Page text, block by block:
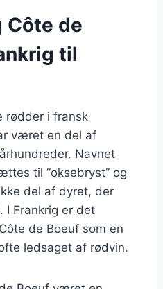
Côte de
til
rødder i fransk
været en del af
Navnet
til “oksebryst” og
del af dyret, der
I Frankrig er det
de Boeuf som en
ledsaget af rødvin.